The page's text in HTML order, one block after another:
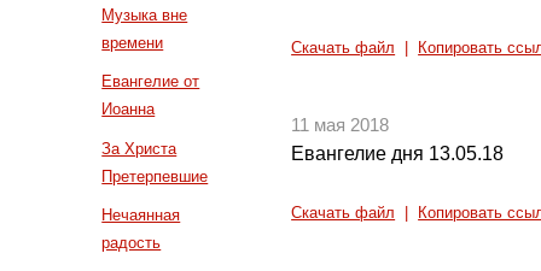
Музыка вне
времени
Евангелие от
Иоанна
За Христа
Претерпевшие
Нечаянная
радость
Скачать файл Копировать
11 мая 2018
Евангелие дня 13.05.18
Скачать файл Копировать